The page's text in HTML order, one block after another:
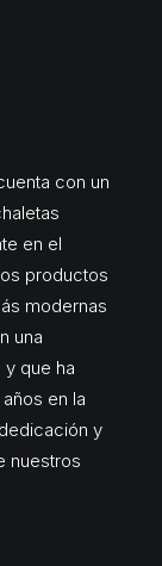
con un
en el
productos
modernas
una
que ha
en la
y
nuestros